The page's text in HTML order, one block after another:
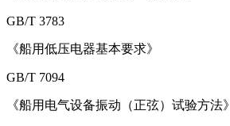
GB/T 3783
《船用低压电器基本要求》
GB/T 7094
《船用电气设备振动（正弦）试验方法》